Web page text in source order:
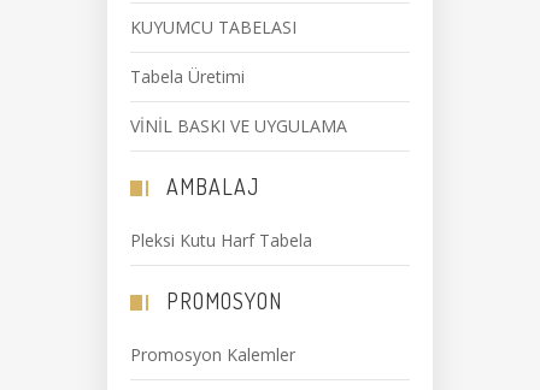
KUYUMCU TABELASI
Tabela Üretimi
VİNİL BASKI VE UYGULAMA
AMBALAJ
Pleksi Kutu Harf Tabela
PROMOSYON
Promosyon Kalemler